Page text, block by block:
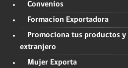
Convenios
Formacion Exportadora
Promociona tus productos
extranjero
Mujer Exporta